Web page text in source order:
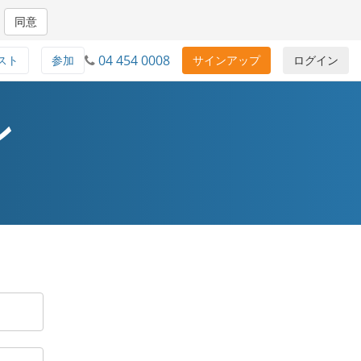
同意
ログイン
サインアップ
04 454 0008
参加
ト